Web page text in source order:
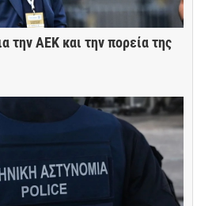
την ΑΕΚ και την πορεία της